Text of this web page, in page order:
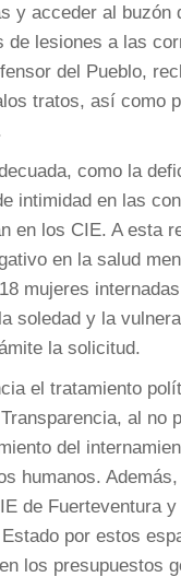
y acceder al
lesiones a las
del Pueblo,
tratos, así como
como la
intimidad en las
en los CIE. A esta
en la salud
mujeres
soledad y la
la solicitud.
el tratamiento
al
del
humanos.
de Fuerteventura
por estos
los presupuestos